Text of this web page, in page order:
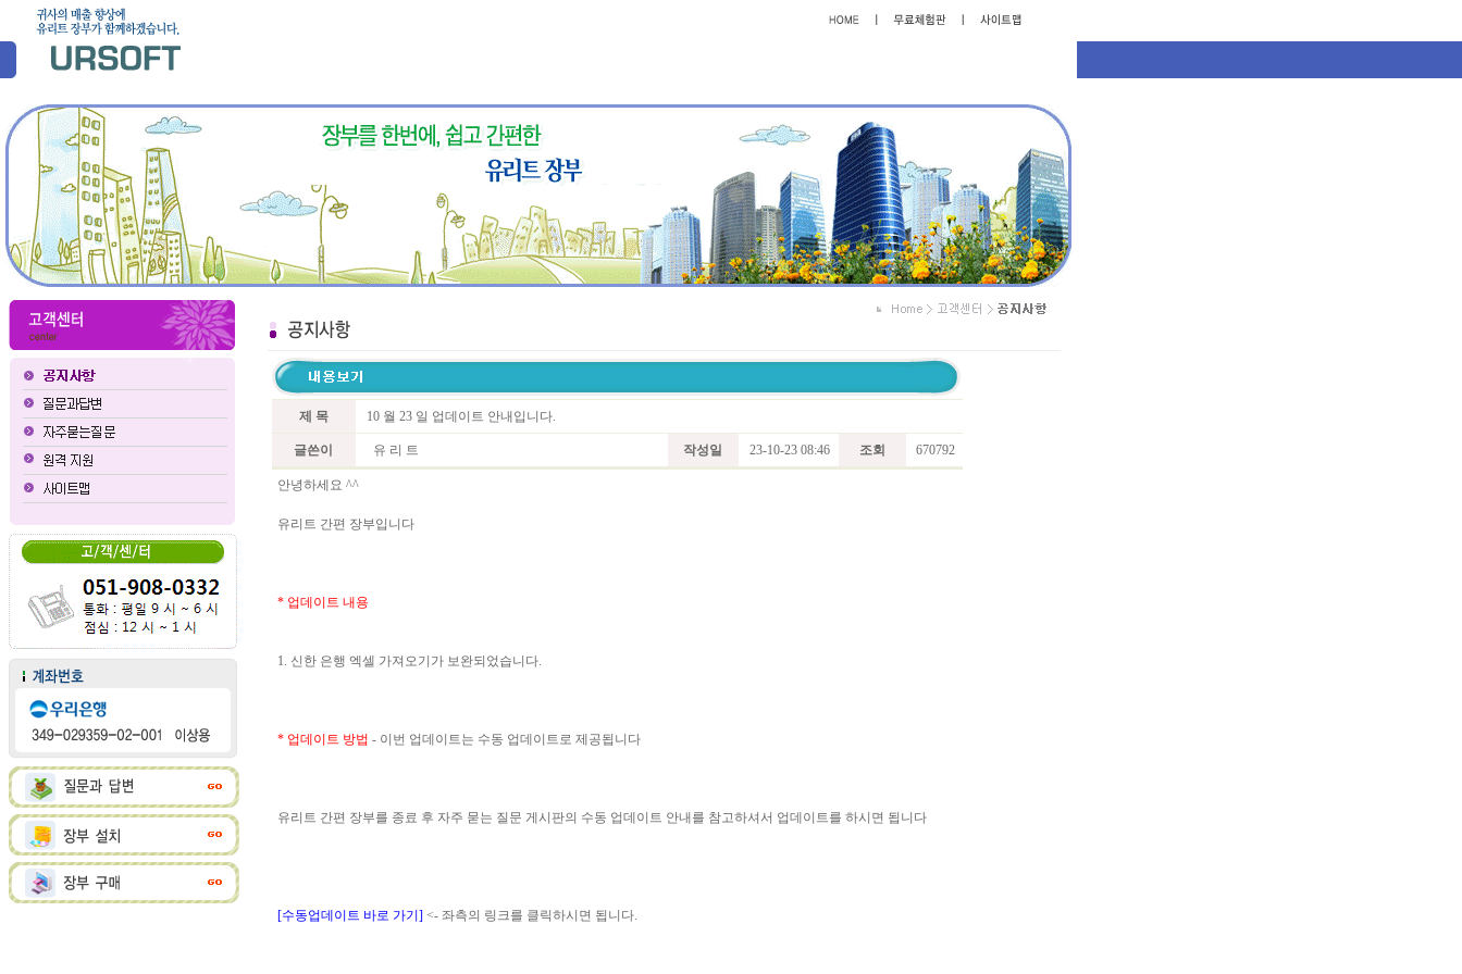
제 목 10 월 23 일 업데이트 안내입니다.
글쓴이 유 리 트 작성일 23-10-23 08:46 조회 670792
안녕하세요 ^^
유리트 간편 장부입니다
* 업데이트 내용
1. 신한 은행 엑셀 가져오기가 보완되었습니다.
* 업데이트 방법 - 이번 업데이트는 수동 업데이트로 제공됩니다
유리트 간편 장부를 종료 후 자주 묻는 질문 게시판의 수동 업데이트 안내를 참고하셔서 업데이트를 하시면 됩니다
[수동업데이트 바로 가기] <- 좌측의 링크를 클릭하시면 됩니다.